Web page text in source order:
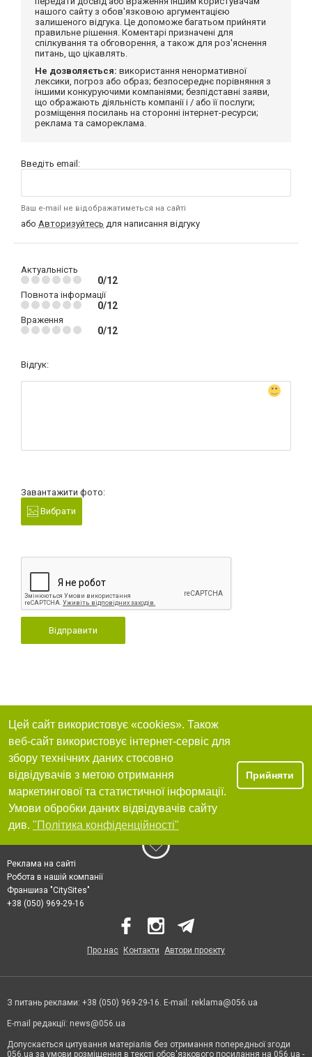
нашого сайту з обов'язковою аргументацією
залишеного відгука. Це допоможе багатьом прийняти
правильне рішення. Коментарі призначені для
спілкування та обговорення, а також для роз'яснення
питань, що цікавлять.
Не дозволяється: використання ненормативної
лексики, погроз або образ; безпосереднє порівняння з
іншими конкуруючими компаніями; безпідставні заяви,
що ображають діяльність компанії і / або її послуги;
розміщення посилань на сторонні інтернет-ресурси;
реклама та самореклама.
Введіть email:
Ваш e-mail не відображатиметься на сайті
або Авторизуйтесь для написання відгуку
Актуальність
0/12
Повнота інформації
0/12
Враження
0/12
Відгук:
Завантажити фото:
Вибрати
Відправити
Цей сайт використовує «cookies». Також
веб-сайт використовує інтернет-сервіс для
збору технічних даних стосовно
відвідувачів з метою отримання
маркетингової та статистичної інформації.
Умови обробки даних відвідувачів сайту
див. "Політика конфіденційності"
Прийняти
Реклама на сайті
Робота в нашій компанії
Франшиза "CitySites"
+38 (050) 969-29-16
Про нас Контакти Автори проєкту
З питань реклами: +38 (050) 969-29-16. E-mail: reklama@056.ua
E-mail редакції: news@056.ua
Допускається цитування матеріалів без отримання попередньої згоди
056.ua за умови розміщення в тексті обов'язкового посилання на 056.ua -